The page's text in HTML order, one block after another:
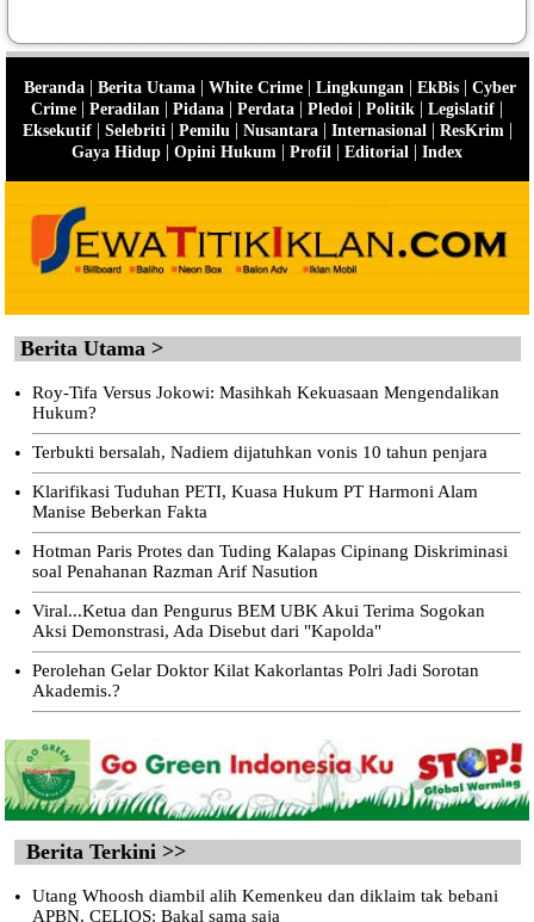
Beranda| Berita Utama| White Crime| Lingkungan | EkBis| Cyber
Crime | Peradilan | Pidana | Perdata | Pledoi | Politik | Legislatif |
Eksekutif| Selebriti | Pemilu | Nusantara| Internasional | ResKrim |
Gaya Hidup | Opini Hukum | Profil | Editorial | Index
Berita Utama >
•
Roy-Tifa Versus Jokowi: Masihkah Kekuasaan Mengendalikan
Hukum?
• Terbukti bersalah, Nadiem dijatuhkan vonis 10 tahun penjara
•
Klarifikasi Tuduhan PETI, Kuasa Hukum PT Harmoni Alam
Manise Beberkan Fakta
•
Hotman Paris Protes dan Tuding Kalapas Cipinang Diskriminasi
soal Penahanan Razman Arif Nasution
•
Viral...Ketua dan Pengurus BEM UBK Akui Terima Sogokan
Aksi Demonstrasi, Ada Disebut dari "Kapolda"
•
Perolehan Gelar Doktor Kilat Kakorlantas Polri Jadi Sorotan
Akademis.?
Berita Terkini >>
•
Utang Whoosh diambil alih Kemenkeu dan diklaim tak bebani
APBN, CELIOS: Bakal sama saja